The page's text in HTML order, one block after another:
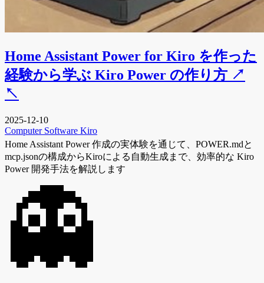
Home Assistant Power for Kiro を作った
経験から学ぶ Kiro Power の作り方 ↗
↖
2025-12-10
Computer Software Kiro
Home Assistant Power 作成の実体験を通じて、POWER.mdと
mcp.jsonの構成からKiroによる自動生成まで、効率的な Kiro
Power 開発手法を解説します
👻